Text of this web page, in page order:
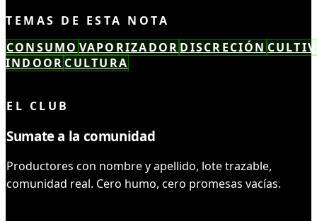
TEMAS DE ESTA NOTA
CONSUMO VAPORIZADOR DISCRECIÓN
INDOOR CULTURA
EL CLUB
Sumate a la comunidad
Productores con nombre y apellido, lote trazable,
comunidad real. Cero humo, cero promesas vacías.